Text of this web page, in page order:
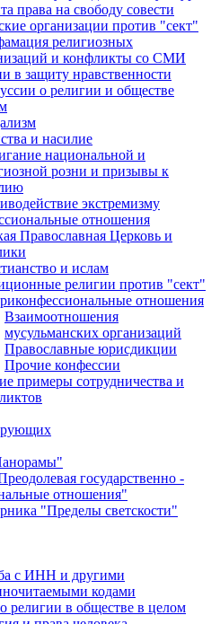
права на свободу совести
организации против "сект"
религиозных
и конфликты со СМИ
в защиту нравственности
о религии и обществе
и насилие
национальной и
розни и призывы к
экстремизму
отношения
Православная Церковь и
и ислам
религии против "сект"
отношения
Взаимоотношения
мусульманских организаций
Православные юрисдикции
Прочие конфессии
примеры сотрудничества и
государственно -
отношения"
"Пределы светскости"
с ИНН и другими
кодами
религии в обществе в целом